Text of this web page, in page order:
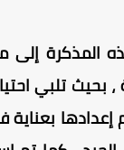
المذكرة إلى
بحيث تلبي
بعناية